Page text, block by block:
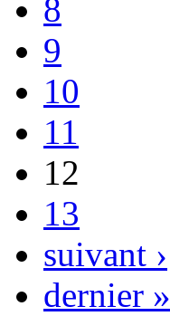
8
9
10
11
12
13
suivant ›
dernier »